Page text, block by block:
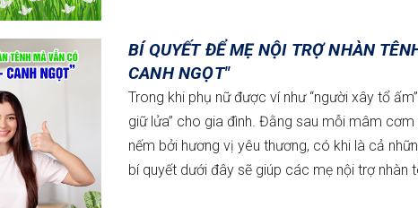
BÍ QUYẾT ĐỂ MẸ NỘI TRỢ NHÀN
CANH NGỌT"
Trong khi phụ nữ được ví như “người xây tổ
giữ lửa” cho gia đình. Đằng sau mỗi mâm
nếm bởi hương vị yêu thương, có khi là cả
bí quyết dưới đây sẽ giúp các mẹ nội trợ nhàn